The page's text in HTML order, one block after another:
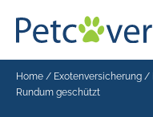
Home / Exotenversicherung /
Rundum geschützt